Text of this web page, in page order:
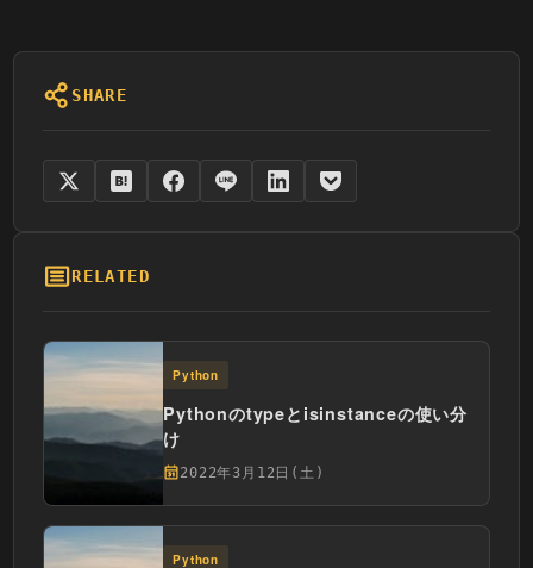
SHARE
RELATED
Python
Pythonのtypeとisinstanceの使い分
け
2022年3月12日(土)
Python